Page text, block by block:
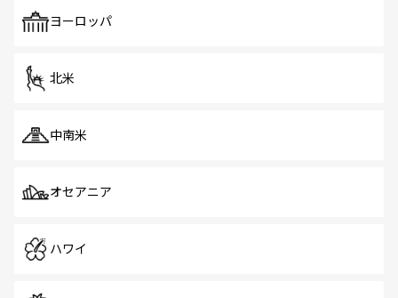
で、ホーカーズは地元の風情を楽しめる外せないスポット
ヨーロッパ
北米
中南米
オセアニア
ハワイ